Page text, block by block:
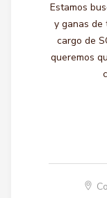
Estamos
y ganas de
cargo de
queremos